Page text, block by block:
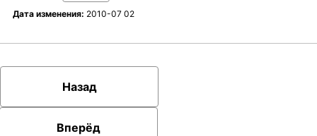
Дата изменения: 2010-07 02
Назад
Вперёд